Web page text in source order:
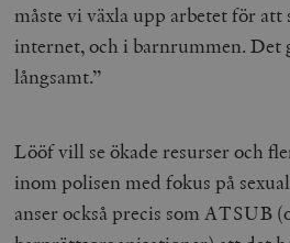
måste vi växla upp arbetet för att
internet, och i barnrummen. Det
långsamt.”
Lööf vill se ökade resurser och
inom polisen med fokus på
anser också precis som ATSUB